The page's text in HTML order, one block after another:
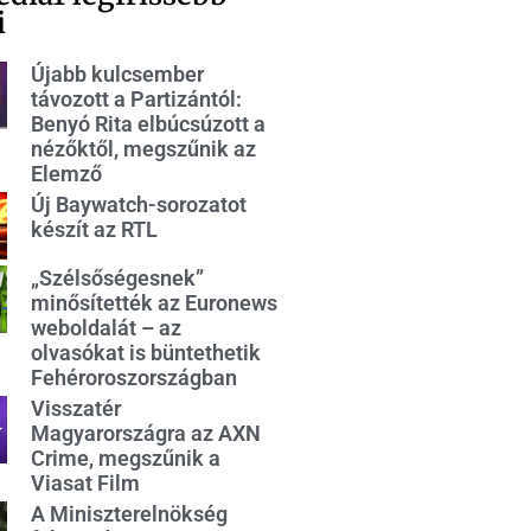
Újabb kulcsember
távozott a Partizántól:
Benyó Rita elbúcsúzott a
nézőktől, megszűnik az
Elemző
Új Baywatch-sorozatot
készít az RTL
„Szélsőségesnek”
minősítették az Euronews
weboldalát – az
olvasókat is büntethetik
Fehéroroszországban
Visszatér
Magyarországra az AXN
Crime, megszűnik a
Viasat Film
A Miniszterelnökség